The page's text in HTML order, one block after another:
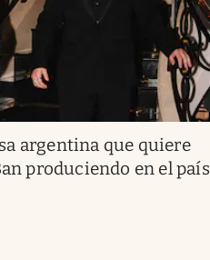
argentina que quiere
produciendo en el país